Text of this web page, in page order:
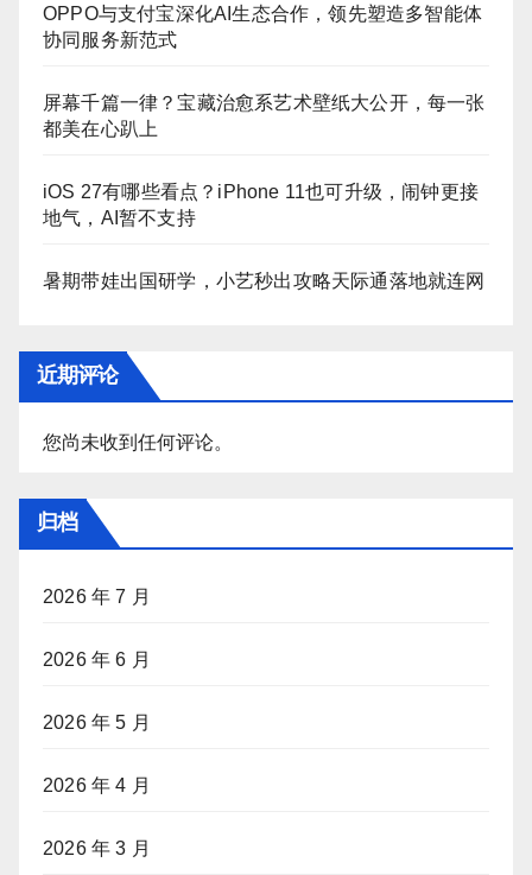
OPPO与支付宝深化AI生态合作，领先塑造多智能体
协同服务新范式
屏幕千篇一律？宝藏治愈系艺术壁纸大公开，每一张
都美在心趴上
iOS 27有哪些看点？iPhone 11也可升级，闹钟更接
地气，AI暂不支持
暑期带娃出国研学，小艺秒出攻略天际通落地就连网
近期评论
您尚未收到任何评论。
归档
2026 年 7 月
2026 年 6 月
2026 年 5 月
2026 年 4 月
2026 年 3 月